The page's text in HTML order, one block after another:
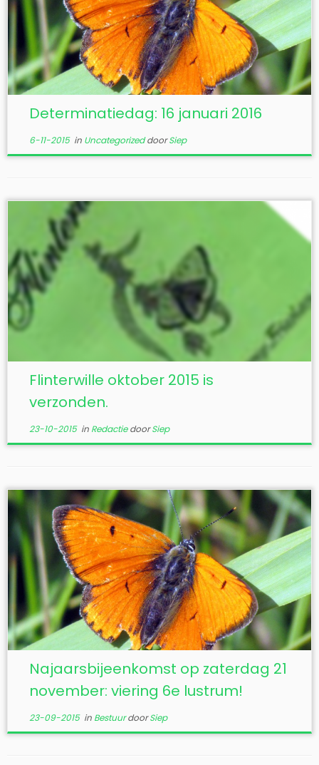
Determinatiedag: 16 januari 2016
6-11-2015in UncategorizeddoorSiep
Flinterwille oktober 2015 is
verzonden.
23-10-2015in RedactiedoorSiep
Najaarsbijeenkomst op zaterdag 21
november: viering 6e lustrum!
23-09-2015in BestuurdoorSiep